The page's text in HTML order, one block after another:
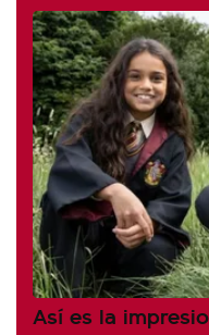
Así es la